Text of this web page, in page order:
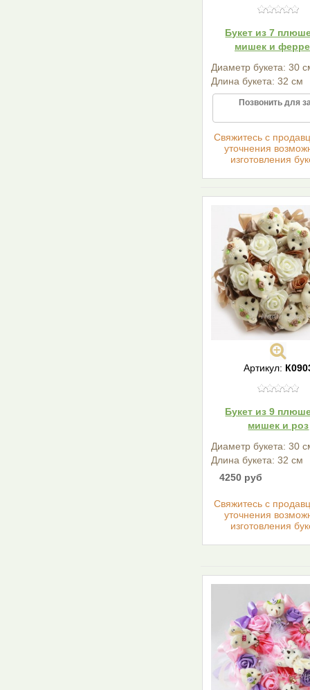
Букет из 7
мишек и
Диаметр букета: 30
Длина букета: 32 см
Позвонить для
Cвяжитесь с
уточнения
изготовления
Артикул:
Букет из 9
мишек и роз
Диаметр букета: 30
Длина букета: 32 см
4250 руб
Cвяжитесь с
уточнения
изготовления